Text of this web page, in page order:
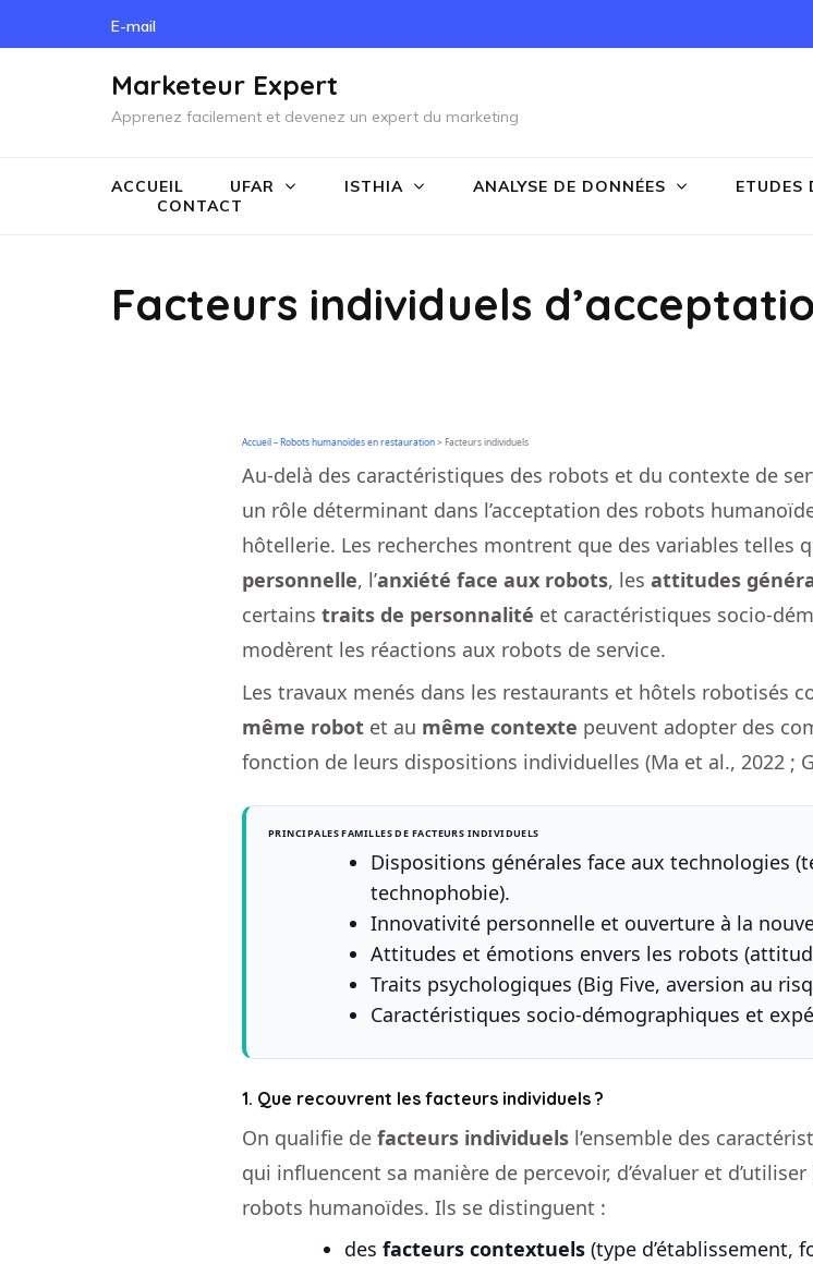
to
E-mail
Marketeur Expert
Apprenez facilement et devenez un expert du marketing
ACCUEIL UFAR ISTHIA ANALYSE DE DONNÉES ETUDES
CONTACT
Facteurs individuels
Accueil – Robots humanoïdes en restauration> Facteurs individuels
Au-delà des caractéristiques des robots et du contexte de
un rôle déterminant dans l’acceptation des robots
hôtellerie. Les recherches montrent que des variables telles
personnelle, l’anxiété face aux robots, les attitudes
certains traits de personnalité et caractéristiques socio-
modèrent les réactions aux robots de service.
Les travaux menés dans les restaurants et hôtels robotisés
même robot et au même contexte peuvent adopter des
fonction de leurs dispositions individuelles (Ma et al., 2022 ;
PRINCIPALES FAMILLES DE FACTEURS INDIVIDUELS
Dispositions générales face aux technologies
technophobie).
Innovativité personnelle et ouverture à la
Attitudes et émotions envers les robots
Traits psychologiques (Big Five, aversion au
Caractéristiques socio-démographiques et
1. Que recouvrent les facteurs individuels ?
On qualifie de facteurs individuels l’ensemble des
qui influencent sa manière de percevoir, d’évaluer et
robots humanoïdes. Ils se distinguent :
des facteurs contextuels (type d’établissement,